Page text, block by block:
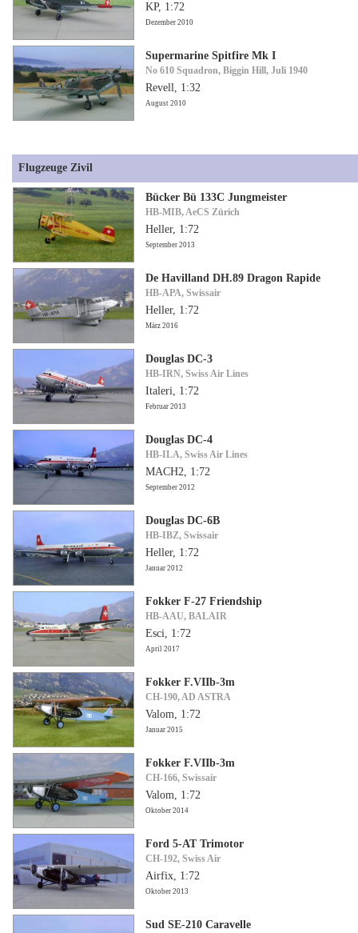
KP, 1:72
Dezember 2010
Supermarine Spitfire Mk I
No 610 Squadron, Biggin Hill, Juli 1940
Revell, 1:32
August 2010
Flugzeuge Zivil
Bücker Bü 133C Jungmeister
HB-MIB, AeCS Zürich
Heller, 1:72
September 2013
De Havilland DH.89 Dragon Rapide
HB-APA, Swissair
Heller, 1:72
März 2016
Douglas DC-3
HB-IRN, Swiss Air Lines
Italeri, 1:72
Februar 2013
Douglas DC-4
HB-ILA, Swiss Air Lines
MACH2, 1:72
September 2012
Douglas DC-6B
HB-IBZ, Swissair
Heller, 1:72
Januar 2012
Fokker F-27 Friendship
HB-AAU, BALAIR
Esci, 1:72
April 2017
Fokker F.VIIb-3m
CH-190, AD ASTRA
Valom, 1:72
Januar 2015
Fokker F.VIIb-3m
CH-166, Swissair
Valom, 1:72
Oktober 2014
Ford 5-AT Trimotor
CH-192, Swiss Air
Airfix, 1:72
Oktober 2013
Sud SE-210 Caravelle